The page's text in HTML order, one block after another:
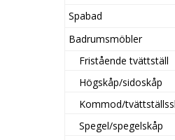
Spabad
Badrumsmöbler
Fristående tvättställ
Högskåp/sidoskåp
Kommod/
Spegel/spegelskåp